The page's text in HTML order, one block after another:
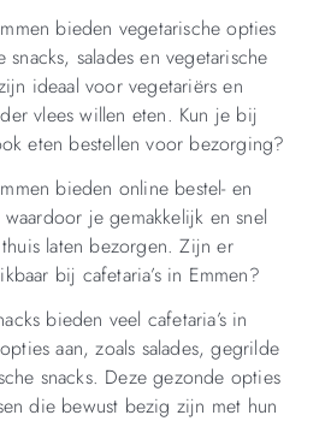
bieden vegetarische opties
snacks, salades en vegetarische
ideaal voor vegetariërs en
vlees willen eten. Kun je bij
eten bestellen voor bezorging?
bieden online bestel- en
je gemakkelijk en snel
laten bezorgen. Zijn er
bij cafetaria’s in Emmen?
bieden veel cafetaria’s in
aan, zoals salades, gegrilde
snacks. Deze gezonde opties
die bewust bezig zijn met hun